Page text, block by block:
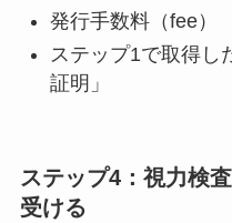
発行手数料（fee）
ステップ1で取得し
証明」
ステップ4：視力検
受ける